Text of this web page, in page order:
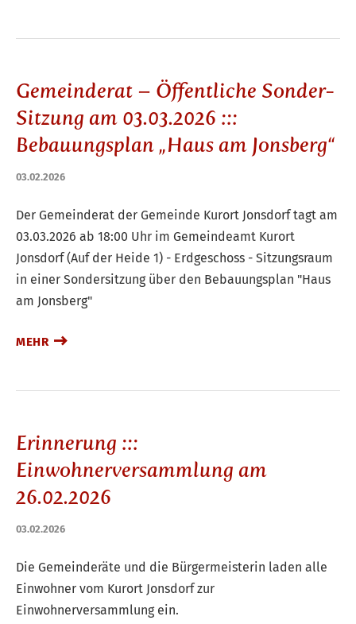
Gemeinderat – Öffentliche Sonder-
Sitzung am 03.03.2026 :::
Bebauungsplan „Haus am Jonsberg“
03.02.2026
Der Gemeinderat der Gemeinde Kurort Jonsdorf tagt am
03.03.2026 ab 18:00 Uhr im Gemeindeamt Kurort
Jonsdorf (Auf der Heide 1) - Erdgeschoss - Sitzungsraum
in einer Sondersitzung über den Bebauungsplan "Haus
am Jonsberg"
MEHR
Erinnerung :::
Einwohnerversammlung am
26.02.2026
03.02.2026
Die Gemeinderäte und die Bürgermeisterin laden alle
Einwohner vom Kurort Jonsdorf zur
Einwohnerversammlung ein.